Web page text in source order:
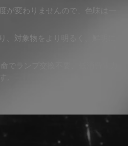
が変わりませんので、色味は一
、対象物をより明るく、鮮明に
でランプ交換不要、低消費電力
。